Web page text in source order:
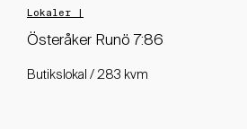
Lokaler |
Österåker Runö 7:86
Butikslokal / 283 kvm